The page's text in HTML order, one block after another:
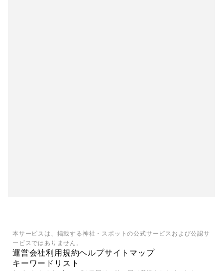
本サービスは、掲載する神社・スポットの公式サービスおよび公認サ
ービスではありません。
運営会社利用規約ヘルプサイトマップ
キーワードリスト